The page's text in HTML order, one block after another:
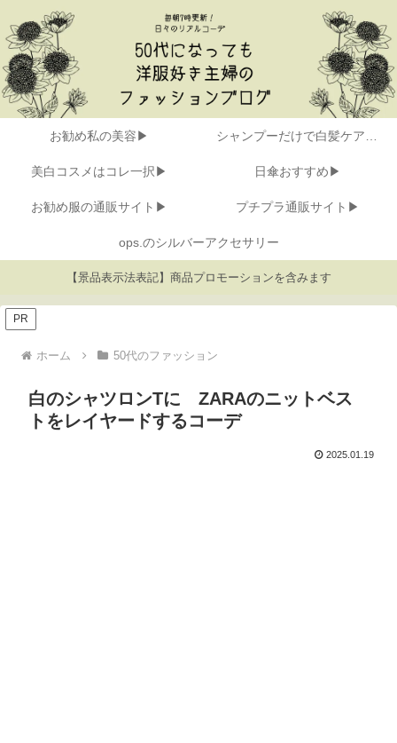
お勧め私の美容▶ シャンプーだけで白髪ケア▶
美白コスメはコレ一択▶ 日傘おすすめ▶
お勧め服の通販サイト▶ プチプラ通販サイト▶
ops.のシルバーアクセサリー
【景品表示法表記】商品プロモーションを含みます
PR
ホーム 50代のファッション
白のシャツロンTに ZARAのニットベス
トをレイヤードするコーデ
2025.01.19